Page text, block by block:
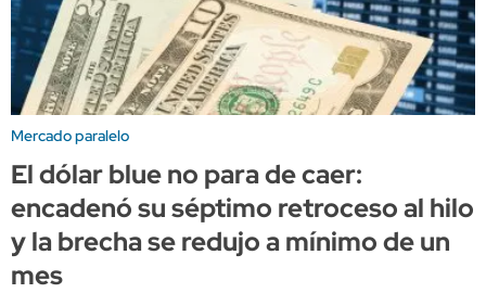
Mercado paralelo
El dólar blue no para de caer:
encadenó su séptimo retroceso al hilo
y la brecha se redujo a mínimo de un
mes